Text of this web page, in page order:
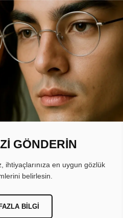
GÖNDERİN
ihtiyaçlarınıza en uygun gözlük
belirlesin.
BILGI